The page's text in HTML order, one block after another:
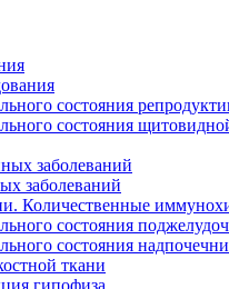
состояния
состояния
заболеваний
заболеваний
Количественные
состояния
состояния
ткани
гипофиза